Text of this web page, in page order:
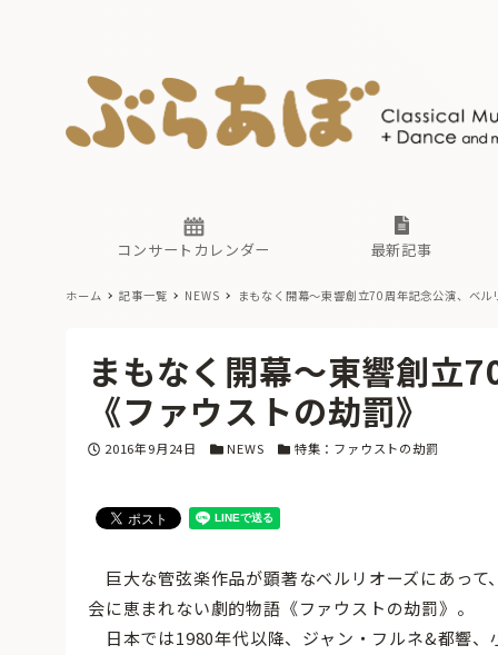
コンサートカレンダー 最新記事
古楽とそ
現場のプ
無料ライ
あ
古楽とそ
無料ライ
あ か
ホーム 記事一覧 NEWS まもなく開幕〜東響創立70周年記念公演、ベ
まもなく開幕〜東響創立
《ファウストの劫罰》
投稿日
2016年9月24日 カテゴリー
NEWS カテゴリー
特集：ファウストの劫罰
巨大な管弦楽作品が顕著なベルリオーズにあっ
会に恵まれない劇的物語《ファウストの劫罰》。
日本では1980年代以降、ジャン・フルネ&都響